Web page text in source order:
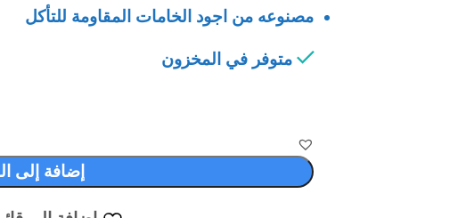
مصنوعه من اجود الخامات المقاومة للتأكل
متوفر في المخزون
إضافة إلى